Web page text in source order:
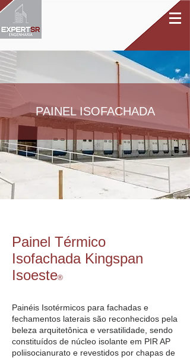
PAINEL ISOFACHADA
Painel Térmico
Isofachada Kingspan
Isoeste®
Painéis Isotérmicos para fachadas e
fechamentos laterais são reconhecidos pela
beleza arquitetônica e versatilidade, sendo
constituídos de núcleo isolante em PIR AP
poliisocianurato e revestidos por chapas de